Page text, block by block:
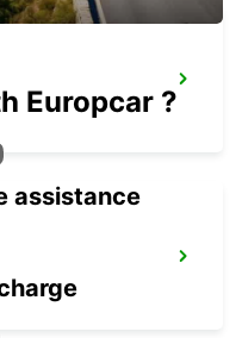
Europcar ?
assistance